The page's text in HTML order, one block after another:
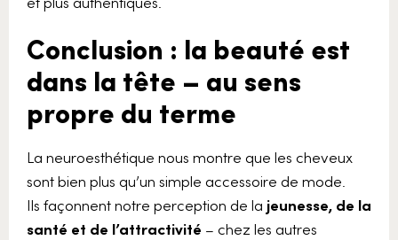
Conclusion : la beauté est
dans la tête – au sens
propre du terme
La neuroesthétique nous montre que les cheveux
sont bien plus qu’un simple accessoire de mode.
Ils façonnent notre perception de la jeunesse, de la
santé et de l’attractivité – chez les autres